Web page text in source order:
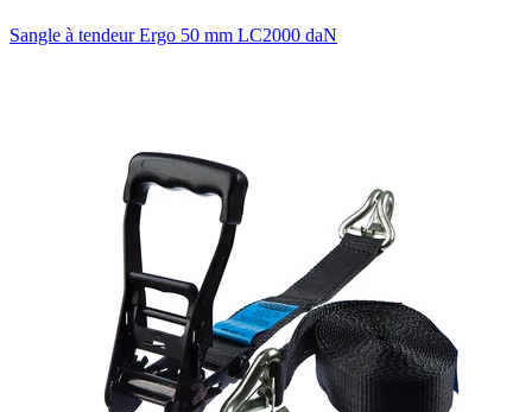
Sangle à tendeur Ergo 50 mm LC2000 daN